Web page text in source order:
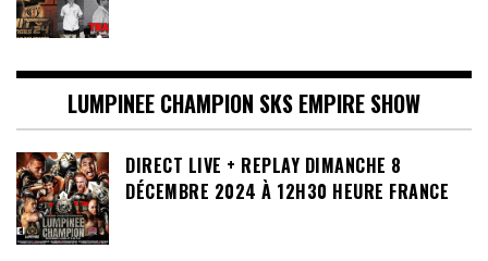
LUMPINEE CHAMPION SKS EMPIRE SHOW
DIRECT LIVE + REPLAY DIMANCHE 8
DÉCEMBRE 2024 À 12H30 HEURE FRANCE